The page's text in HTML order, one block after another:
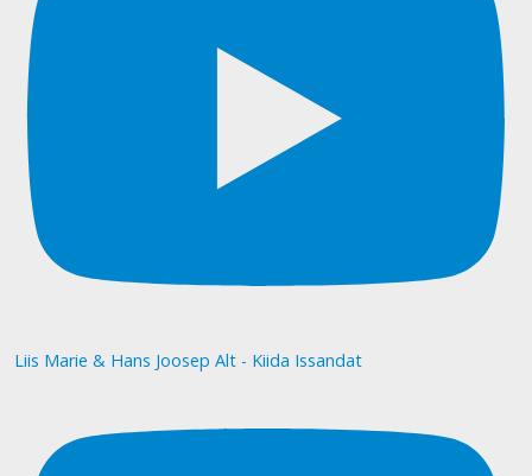
Liis Marie & Hans Joosep Alt - Kiida Issandat